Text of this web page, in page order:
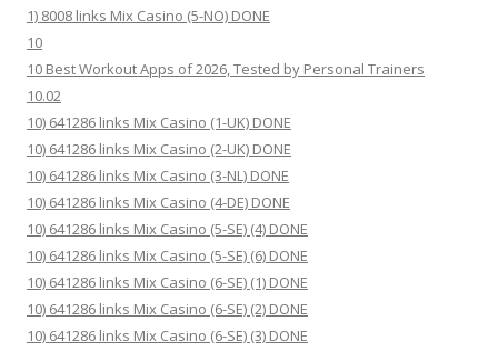
1) 8008 links Mix Casino (5-NO) DONE
10
10 Best Workout Apps of 2026, Tested by Personal Trainers
10.02
10) 641286 links Mix Casino (1-UK) DONE
10) 641286 links Mix Casino (2-UK) DONE
10) 641286 links Mix Casino (3-NL) DONE
10) 641286 links Mix Casino (4-DE) DONE
10) 641286 links Mix Casino (5-SE) (4) DONE
10) 641286 links Mix Casino (5-SE) (6) DONE
10) 641286 links Mix Casino (6-SE) (1) DONE
10) 641286 links Mix Casino (6-SE) (2) DONE
10) 641286 links Mix Casino (6-SE) (3) DONE